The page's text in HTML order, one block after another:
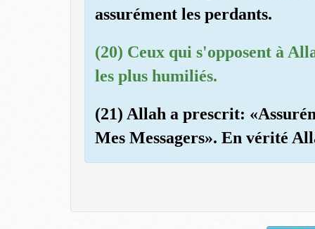
assurément les perdants.
(20) Ceux qui s'opposent à
les plus humiliés.
(21) Allah a prescrit:
Mes Messagers». En vérité